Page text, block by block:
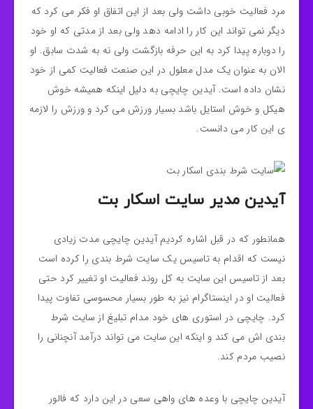
مرد فعالیت خوبی داشت ولی بعد از این اتفاق او فکر می کرد که
دیگر نمی تواند این کار را ادامه دهد ولی بعد از مدتی که او خود
را دوباره پیدا کرد به این حرفه بازگشت ولی نه به شدت سابق. او
الان به عنوان یک مدل معلول در این صنعت فعالیت کمی از خود
نشان داده است. آیدین چایچی به دلیل اینکه همیشه خوش
هیکل و خوش استایل باشد بسیار ورزش می کرد و ورزش را لازمه
ی این کار می دانست.
آیدین مدیر سایت اسکار بت
همانطور که در قبل اشاره کردیم آیدین چایچی مدت زیادی
نیست که اقدام به تاسیس یک سایت شرط بندی را کرده است
بعد از تاسیس این سایت به کل روند فعالیت او تغییر کرد حتی
فعالیت او در اینستاگرام نیز به طور بسیار محسوسی تفاوت پیدا
کرد. چایچی در استوری های خود مدام تبلیغ از سایت شرط
بندی اش می کند و اینکه این سایت می تواند درآمد آنچنانی را
نصیب مردم کند.
آیدین چایچی با وعده های واهی سعی در این دارد که فالور